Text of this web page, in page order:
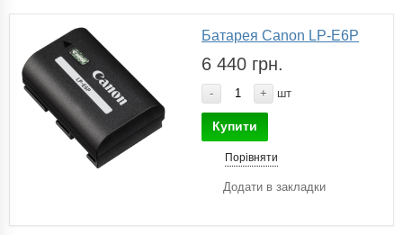
Батарея Canon LP-E6P
6 440 грн.
- + шт
Купити
Порівняти
Додати в закладки